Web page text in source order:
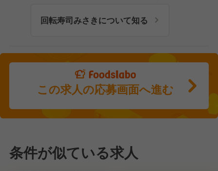
回転寿司みさきについて知る
この求人の応募画面へ進む
条件が似ている求人